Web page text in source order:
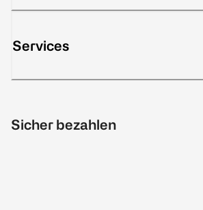
Services
Sicher bezahlen